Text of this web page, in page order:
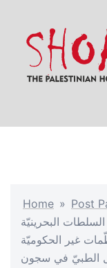
content
Home » Post
البحرينيّة
غير الحكوميّة
الطبيّ في سجون